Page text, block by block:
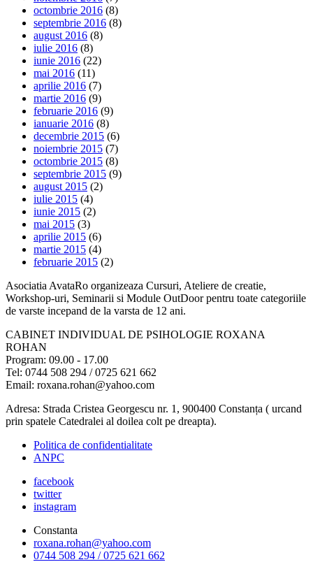
octombrie 2016 (8)
septembrie 2016 (8)
august 2016 (8)
iulie 2016 (8)
iunie 2016 (22)
mai 2016 (11)
aprilie 2016 (7)
martie 2016 (9)
februarie 2016 (9)
ianuarie 2016 (8)
decembrie 2015 (6)
noiembrie 2015 (7)
octombrie 2015 (8)
septembrie 2015 (9)
august 2015 (2)
iulie 2015 (4)
iunie 2015 (2)
mai 2015 (3)
aprilie 2015 (6)
martie 2015 (4)
februarie 2015 (2)
Asociatia AvataRo organizeaza Cursuri, Ateliere de creatie,
Workshop-uri, Seminarii si Module OutDoor pentru toate categoriile
de varste incepand de la varsta de 12 ani.
CABINET INDIVIDUAL DE PSIHOLOGIE ROXANA
ROHAN
Program: 09.00 - 17.00
Tel: 0744 508 294 / 0725 621 662
Email: roxana.rohan@yahoo.com
Adresa: Strada Cristea Georgescu nr. 1, 900400 Constanța ( urcand
prin spatele Catedralei al doilea colt pe dreapta).
Politica de confidentialitate
ANPC
facebook
twitter
instagram
Constanta
roxana.rohan@yahoo.com
0744 508 294 / 0725 621 662